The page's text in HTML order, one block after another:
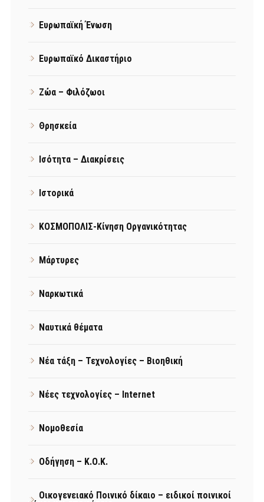
Ευρωπαϊκή Ένωση
Ευρωπαϊκό Δικαστήριο
Ζώα – Φιλόζωοι
Θρησκεία
Ισότητα – Διακρίσεις
Ιστορικά
ΚΟΣΜΟΠΟΛΙΣ-Κίνηση Οργανικότητας
Μάρτυρες
Ναρκωτικά
Ναυτικά θέματα
Νέα τάξη – Τεχνολογίες – Βιοηθική
Νέες τεχνολογίες – Internet
Νομοθεσία
Οδήγηση – Κ.Ο.Κ.
Οικογενειακό Ποινικό δίκαιο – ειδικοί ποινικοί